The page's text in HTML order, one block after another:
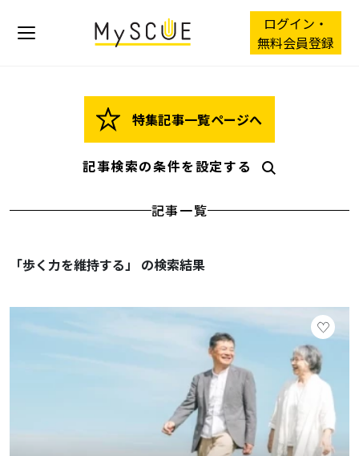
ログイン・
無料会員登録
特集記事一覧ページへ
記事検索の条件を設定する
記事一覧
「歩く力を維持する」 の検索結果